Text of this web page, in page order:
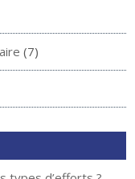
(7)